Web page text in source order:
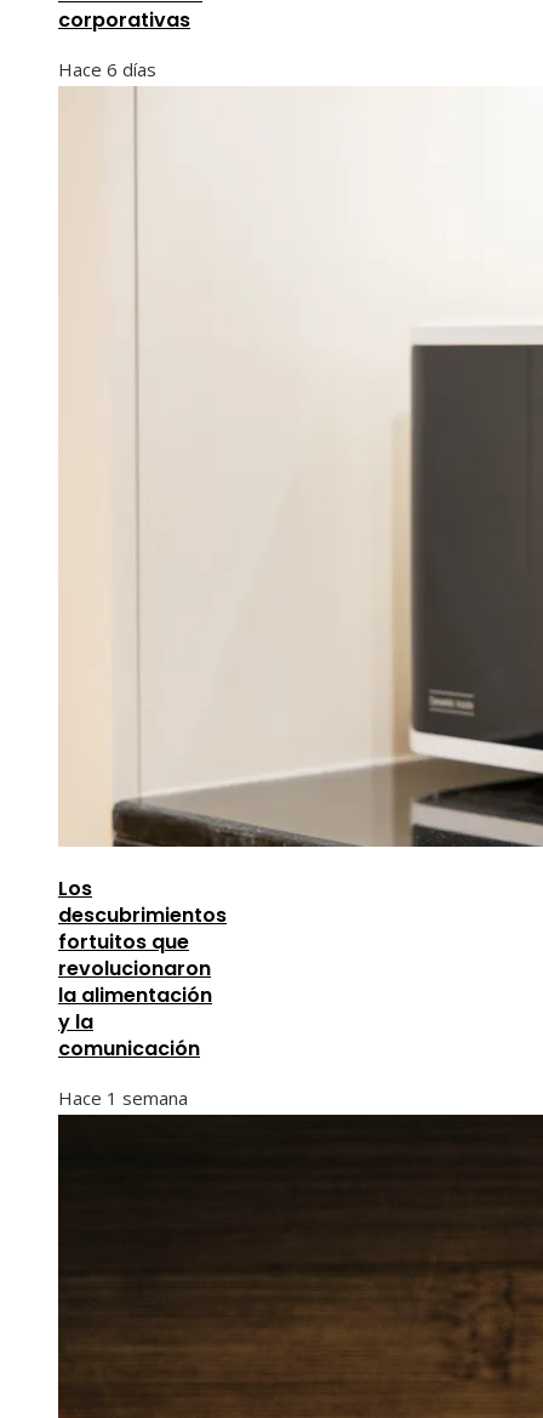
corporativas
Hace 6 días
Los
descubrimientos
fortuitos que
revolucionaron
la alimentación
y la
comunicación
Hace 1 semana